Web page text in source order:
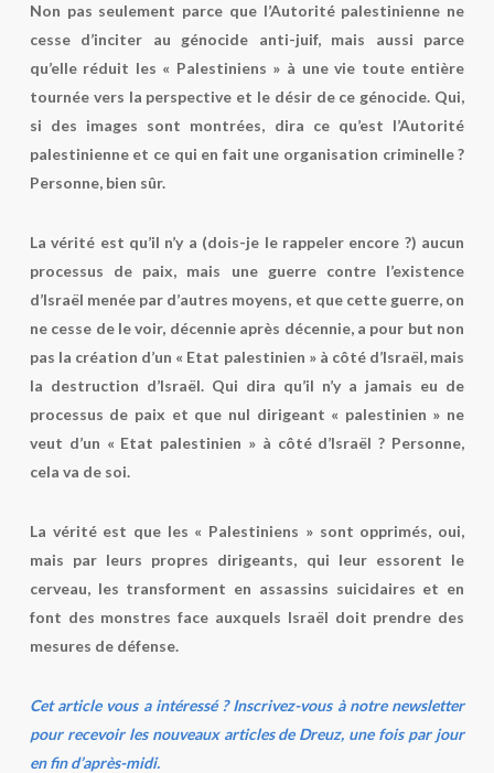
Non pas seulement parce que l’Autorité palestinienne ne
cesse d’inciter au génocide anti-juif, mais aussi parce
qu’elle réduit les « Palestiniens » à une vie toute entière
tournée vers la perspective et le désir de ce génocide. Qui,
si des images sont montrées, dira ce qu’est l’Autorité
palestinienne et ce qui en fait une organisation criminelle ?
Personne, bien sûr.
La vérité est qu’il n’y a (dois-je le rappeler encore ?) aucun
processus de paix, mais une guerre contre l’existence
d’Israël menée par d’autres moyens, et que cette guerre, on
ne cesse de le voir, décennie après décennie, a pour but non
pas la création d’un « Etat palestinien » à côté d’Israël, mais
la destruction d’Israël. Qui dira qu’il n’y a jamais eu de
processus de paix et que nul dirigeant « palestinien » ne
veut d’un « Etat palestinien » à côté d’Israël ? Personne,
cela va de soi.
La vérité est que les « Palestiniens » sont opprimés, oui,
mais par leurs propres dirigeants, qui leur essorent le
cerveau, les transforment en assassins suicidaires et en
font des monstres face auxquels Israël doit prendre des
mesures de défense.
Cet article vous a intéressé ? Inscrivez-vous à notre newsletter
pour recevoir les nouveaux articles de Dreuz, une fois par jour
en fin d’après-midi.